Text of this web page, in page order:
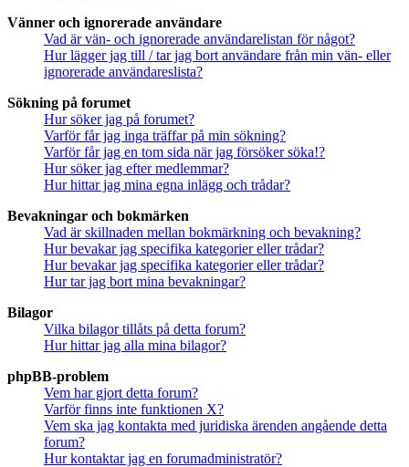
Vänner och ignorerade användare
Vad är vän- och ignorerade användarelistan för något?
Hur lägger jag till / tar jag bort användare från min vän- eller
ignorerade användareslista?
Sökning på forumet
Hur söker jag på forumet?
Varför får jag inga träffar på min sökning?
Varför får jag en tom sida när jag försöker söka!?
Hur söker jag efter medlemmar?
Hur hittar jag mina egna inlägg och trådar?
Bevakningar och bokmärken
Vad är skillnaden mellan bokmärkning och bevakning?
Hur bevakar jag specifika kategorier eller trådar?
Hur bevakar jag specifika kategorier eller trådar?
Hur tar jag bort mina bevakningar?
Bilagor
Vilka bilagor tillåts på detta forum?
Hur hittar jag alla mina bilagor?
phpBB-problem
Vem har gjort detta forum?
Varför finns inte funktionen X?
Vem ska jag kontakta med juridiska ärenden angående detta
forum?
Hur kontaktar jag en forumadministratör?